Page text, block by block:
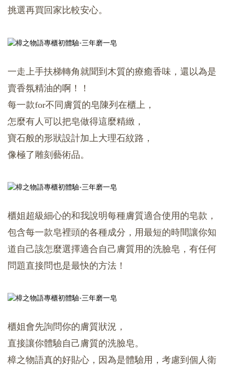
挑選再買回家比較安心。
一走上手扶梯轉角就聞到木質的療癒香味， 還以為是
賣香氛精油的啊！！
每一款for不同膚質的皂陳列在櫃上，
怎麼有人可以把皂做得這麼精緻，
寶石般的形狀設計加上大理石紋路，
像極了雕刻藝術品。
櫃姐超級細心的和我說明每種膚質適合使用的皂款，
包含每一款皂裡頭的各種成分， 用最短的時間讓你知
道自己該怎麼選擇適合自己膚質用的洗臉皂， 有任何
問題直接問也是最快的方法！
櫃姐會先詢問你的膚質狀況，
直接讓你體驗自己膚質的洗臉皂。
樟之物語真的好貼心，因為是體驗用，考慮到個人衛